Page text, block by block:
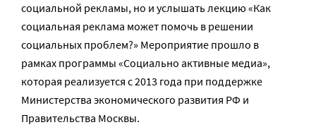
социальной рекламы, но и услышать лекцию «Как
социальная реклама может помочь в решении
социальных проблем?» Мероприятие прошло в
рамках программы «Социально активные медиа»,
которая реализуется с 2013 года при поддержке
Министерства экономического развития РФ и
Правительства Москвы.